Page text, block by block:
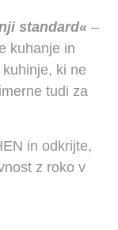
standard« –
kuhanje in
ki ne
tudi za
in odkrijte,
z roko v